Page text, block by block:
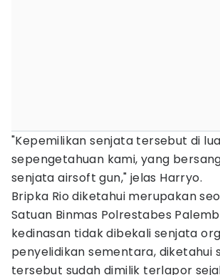
"Kepemilikan senjata tersebut di
sepengetahuan kami, yang
senjata airsoft gun," jelas Harryo.
Bripka Rio diketahui merupakan
Satuan Binmas Polrestabes
kedinasan tidak dibekali senjata
penyelidikan sementara, diketahui
tersebut sudah dimilik terlapor